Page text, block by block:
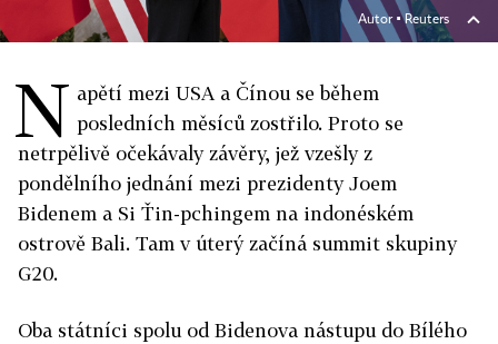
Autor ▪Reuters
N apětí mezi USA a Čínou se během
posledních měsíců zostřilo. Proto se
netrpělivě očekávaly závěry, jež vzešly z
pondělního jednání mezi prezidenty Joem
Bidenem a Si Ťin-pchingem na indonéském
ostrově Bali. Tam v úterý začíná summit skupiny
G20.
Oba státníci spolu od Bidenova nástupu do Bílého